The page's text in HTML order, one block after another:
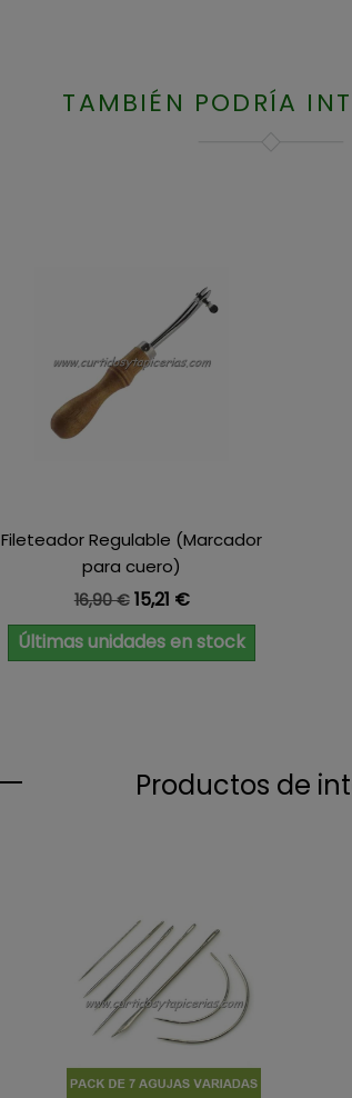
TAMBIÉN PODRÍA
Fileteador Regulable (Marcador
para cuero)
Precio base
16,90 € Precio
15,21 €
Últimas unidades en stock
Productos de